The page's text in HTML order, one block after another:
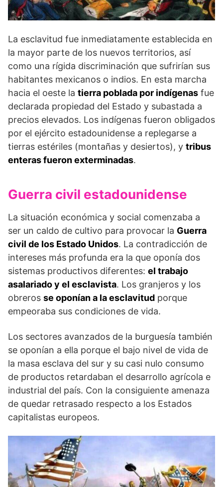
La esclavitud fue inmediatamente establecida en
la mayor parte de los nuevos territorios, así
como una rígida discriminación que sufrirían sus
habitantes mexicanos o indios. En esta marcha
hacia el oeste la tierra poblada por indígenas fue
declarada propiedad del Estado y subastada a
precios elevados. Los indígenas fueron obligados
por el ejército estadounidense a replegarse a
tierras estériles (montañas y desiertos), y tribus
enteras fueron exterminadas.
Guerra civil estadounidense
La situación económica y social comenzaba a
ser un caldo de cultivo para provocar la Guerra
civil de los Estado Unidos. La contradicción de
intereses más profunda era la que oponía dos
sistemas productivos diferentes: el trabajo
asalariado y el esclavista. Los granjeros y los
obreros se oponían a la esclavitud porque
empeoraba sus condiciones de vida.
Los sectores avanzados de la burguesía también
se oponían a ella porque el bajo nivel de vida de
la masa esclava del sur y su casi nulo consumo
de productos retardaban el desarrollo agrícola e
industrial del país. Con la consiguiente amenaza
de quedar retrasado respecto a los Estados
capitalistas europeos.